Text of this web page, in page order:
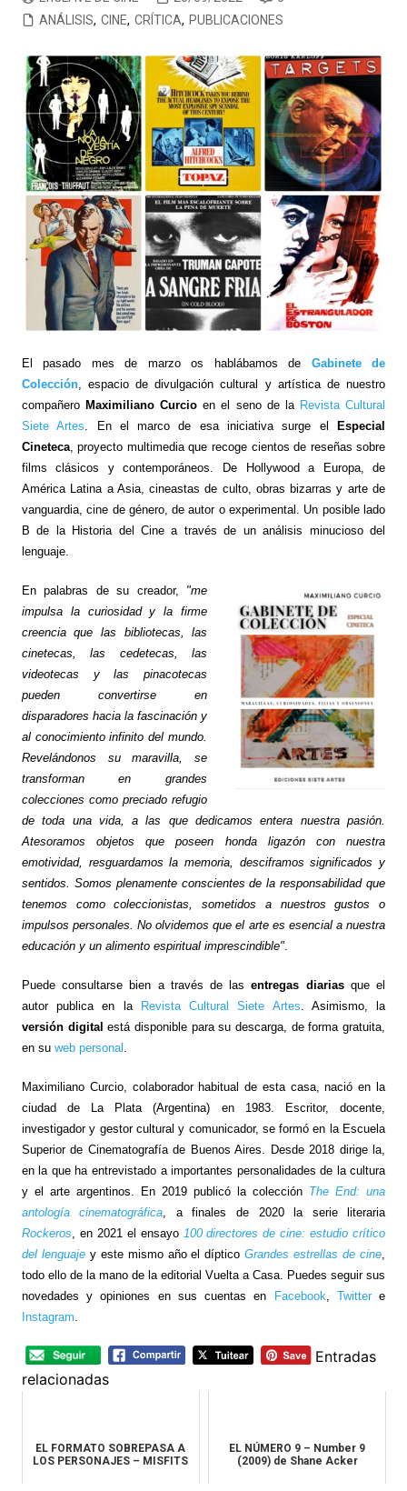
ANÁLISIS, CINE, CRÍTICA, PUBLICACIONES
El pasado mes de marzo os hablábamos de Gabinete de
Colección, espacio de divulgación cultural y artística de nuestro
compañero Maximiliano Curcioen el seno de la Revista Cultural
Siete Artes. En el marco de esa iniciativa surge el
Especial
Cineteca, proyecto multimedia que recoge cientos de reseñas sobre
films clásicos y contemporáneos. De Hollywood a Europa, de
América Latina a Asia, cineastas de culto, obras bizarras y arte de
vanguardia, cine de género, de autor o experimental. Un posible lado
B de la Historia del Cine a través de un análisis minucioso del
lenguaje.
En palabras de su creador, "me
impulsa la curiosidad y la firme
creencia que las bibliotecas, las
cinetecas, las cedetecas, las
videotecas y las pinacotecas
pueden convertirse en
disparadores hacia la fascinación y
al conocimiento infinito del mundo.
Revelándonos su maravilla, se
transforman en grandes
colecciones como preciado refugio
de toda una vida, a las que dedicamos entera nuestra pasión.
Atesoramos objetos que poseen honda ligazón con nuestra
emotividad, resguardamos la memoria, desciframos significados y
sentidos. Somos plenamente conscientes de la responsabilidad que
tenemos como coleccionistas, sometidos a nuestros gustos o
impulsos personales. No olvidemos que el arte es esencial a nuestra
educación y un alimento espiritual imprescindible".
Puede consultarse bien a través de lasentregas diariasque el
autor publica en la
Revista Cultural Siete Artes. Asimismo, la
versión digital está disponible para su descarga, de forma gratuita,
en su web personal .
Maximiliano Curcio, colaborador habitual de esta casa, nació en la
ciudad de La Plata (Argentina) en 1983. Escritor, docente,
investigador y gestor cultural y comunicador, se formó en la Escuela
Superior de Cinematografía de Buenos Aires. Desde 2018 dirige la,
en la que ha entrevistado aimportantes personalidades de lacultura
y el arte argentinos. En 2019 publicó la colección The End: una
antología cinematográfica, a finales de 2020 la serie literaria
Rockeros, en 2021 el ensayo 100 directores de cine: estudio crítico
del lenguajey este mismo año el dípticoGrandes estrellas de cine,
todo ello de la mano de la editorial Vuelta a Casa. Puedes seguir sus
novedades y opiniones en sus cuentasen Facebook, Twittere
Instagram.
Entradas
relacionadas
EL FORMATO SOBREPASA A
LOS PERSONAJES – MISFITS
EL NÚMERO 9 – Number 9
(2009) de Shane Acker